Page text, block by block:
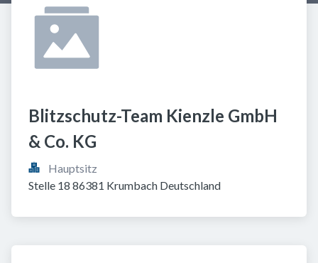
Blitzschutz-Team Kienzle GmbH
& Co. KG
Hauptsitz
Stelle 18 86381 Krumbach Deutschland